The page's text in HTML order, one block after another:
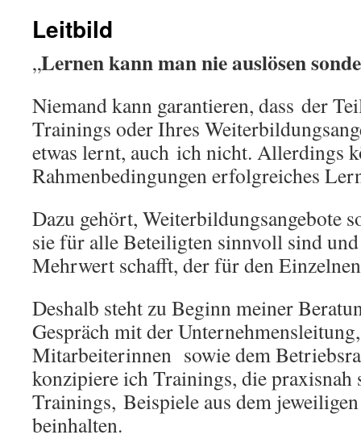
Leitbild
„Lernen kann man nie auslösen
Niemand kann garantieren, dass der
Trainings oder Ihres
etwas lernt, auch ich nicht. Allerdings
Rahmenbedingungen erfolgreiches
Dazu gehört, Weiterbildungsangebote
sie für alle Beteiligten sinnvoll sind
Mehrwert schafft, der für den
Deshalb steht zu Beginn meiner
Gespräch mit der
Mitarbeiterinnen sowie dem
konzipiere ich Trainings, die praxisnah
Trainings, Beispiele aus dem
beinhalten.